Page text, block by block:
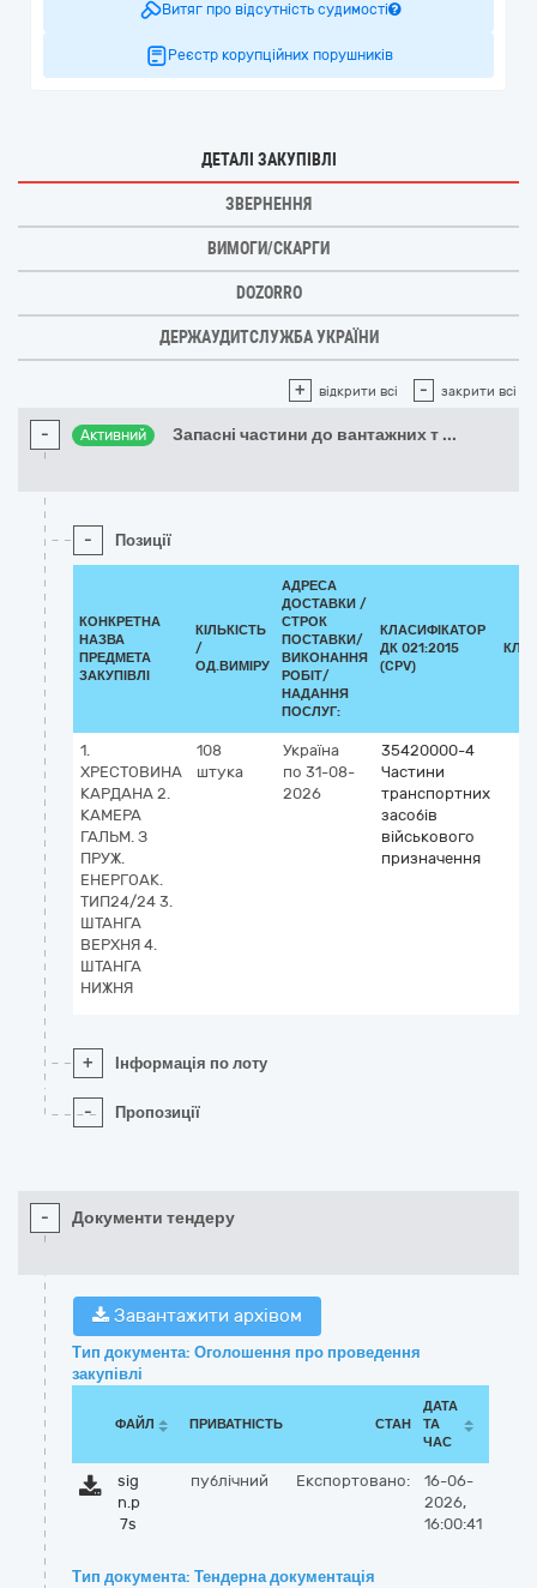
Витяг про відсутність судимості
Реєстр корупційних порушників
ДЕТАЛІ ЗАКУПІВЛІ
ЗВЕРНЕННЯ
ВИМОГИ/СКАРГИ
DOZORRO
ДЕРЖАУДИТСЛУЖБА УКРАЇНИ
+ відкрити всі - закрити всі
- Активний Запасні частини до вантажних т ...
- Позиції
КОНКРЕТНА
НАЗВА
ПРЕДМЕТА
ЗАКУПІВЛІ
КІЛЬКІСТЬ
/
ОД.ВИМІРУ
АДРЕСА
ДОСТАВКИ /
СТРОК
ПОСТАВКИ/
ВИКОНАННЯ
РОБІТ/
НАДАННЯ
ПОСЛУГ:
КЛАСИФІКАТОР
ДК 021:2015
(CPV)
1.
ХРЕСТОВИНА
КАРДАНА 2.
КАМЕРА
ГАЛЬМ. З
ПРУЖ.
ЕНЕРГОАК.
ТИП24/24 3.
ШТАНГА
ВЕРХНЯ 4.
ШТАНГА
НИЖНЯ
108
штука
Україна
по 31-08-
2026
35420000-4
Частини
транспортних
засобів
військового
призначення
+ Інформація по лоту
- Пропозиції
- Документи тендеру
Завантажити архівом
Тип документа: Оголошення про проведення
закупівлі
ФАЙЛ ПРИВАТНІСТЬ СТАН
ДАТА
ТА
ЧАС
sig
n.p
7s
публічний Експортовано:
16-06-
2026,
16:00:41
Тип документа: Тендерна документація